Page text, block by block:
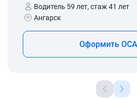
Водитель 59 лет, стаж 41 лет
Ангарск
Оформить